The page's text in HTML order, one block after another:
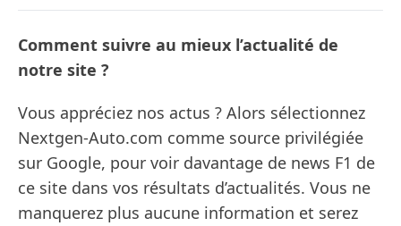
Comment suivre au mieux l’actualité de
notre site ?
Vous appréciez nos actus ? Alors sélectionnez
Nextgen-Auto.com comme source privilégiée
sur Google, pour voir davantage de news F1 de
ce site dans vos résultats d’actualités. Vous ne
manquerez plus aucune information et serez